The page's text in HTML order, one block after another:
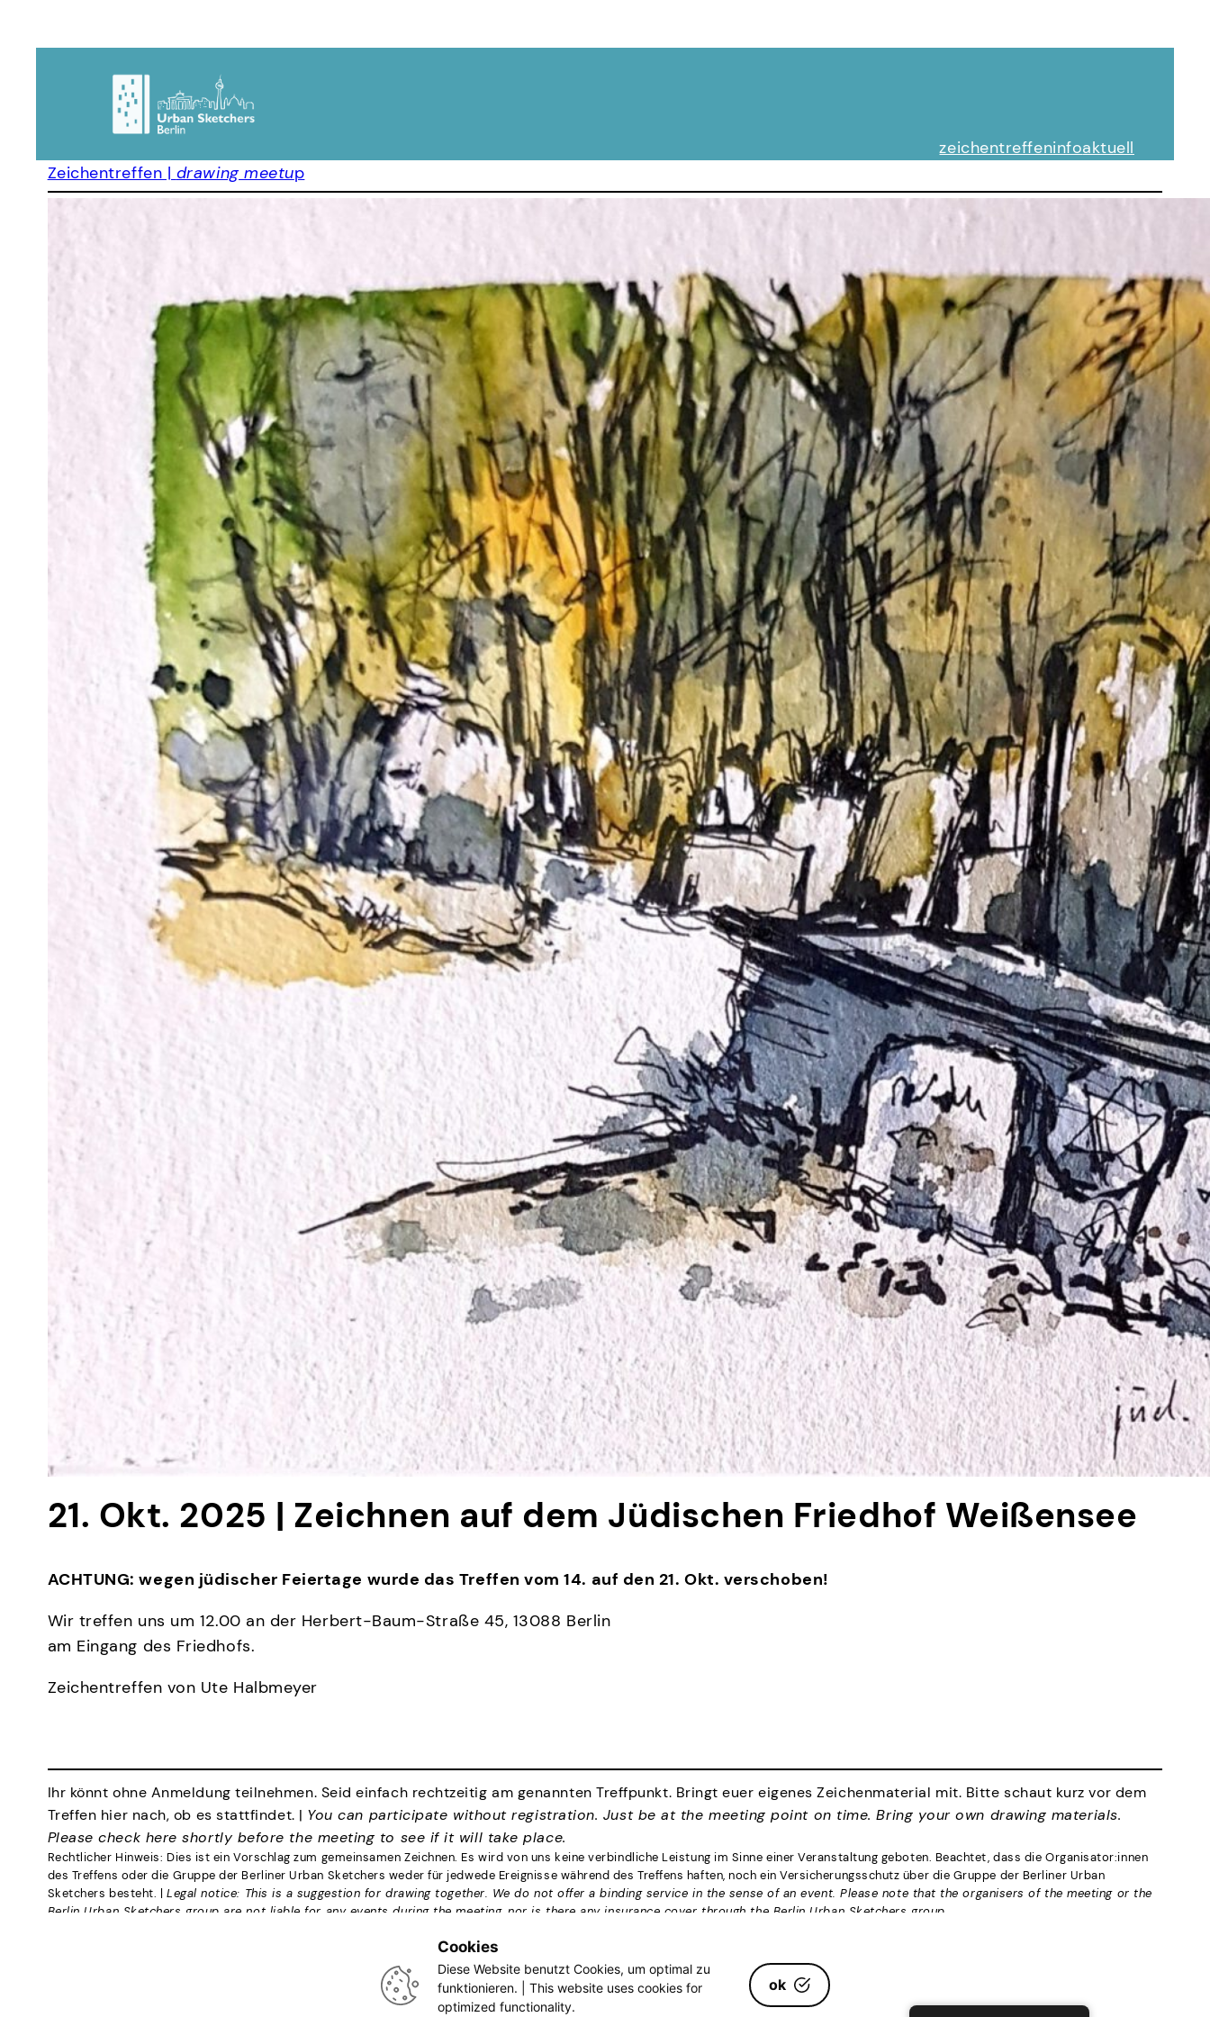
zeichentreffeninfoaktuell
Zeichentreffen | drawing meetup
21. Okt. 2025 | Zeichnen auf dem Jüdischen Friedhof Weißensee
ACHTUNG: wegen jüdischer Feiertage wurde das Treffen vom 14. auf den 21. Okt. verschoben!
Wir treffen uns um 12.00 an der Herbert-Baum-Straße 45, 13088 Berlin
am Eingang des Friedhofs.
Zeichentreffen von Ute Halbmeyer
Ihr könnt ohne Anmeldung teilnehmen. Seid einfach rechtzeitig am genannten Treffpunkt. Bringt euer eigenes Zeichenmaterial mit. Bitte schaut kurz vor dem
Treffen hier nach, ob es stattfindet. | You can participate without registration. Just be at the meeting point on time. Bring your own drawing materials.
Please check here shortly before the meeting to see if it will take place.
Rechtlicher Hinweis: Dies ist ein Vorschlag zum gemeinsamen Zeichnen. Es wird von uns keine verbindliche Leistung im Sinne einer Veranstaltung geboten. Beachtet, dass die Organisator:innen
des Treffens oder die Gruppe der Berliner Urban Sketchers weder für jedwede Ereignisse während des Treffens haften, noch ein Versicherungsschutz über die Gruppe der Berliner Urban
Sketchers besteht. | Legal notice: This is a suggestion for drawing together. We do not offer a binding service in the sense of an event. Please note that the organisers of the meeting or the
Berlin Urban Sketchers group are not liable for any events during the meeting, nor is there any insurance cover through the Berlin Urban Sketchers group.
Facebook InstagramE-Mail
Cookies
Diese Website benutzt Cookies, um optimal zu
funktionieren. | This website uses cookies for
optimized functionality.
ok